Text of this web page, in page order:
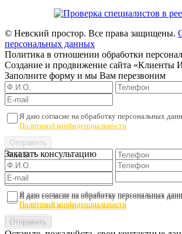
© Невский простор. Все права защищены.
персональных данных
Политика в отношении обработки
Создание и продвижение сайта «Клиенты
Заполните форму и мы Вам перезвоним
Я даю согласие на обработку персональных
Политикой конфиденциальности
Заказать консультацию
Я даю согласие на обработку персональных
Политикой конфиденциальности
Я даю согласие на обработку персональных
Политикой конфиденциальности